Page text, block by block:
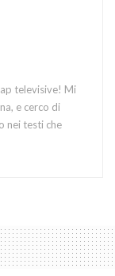
televisive! Mi
e cerco di
nei testi che